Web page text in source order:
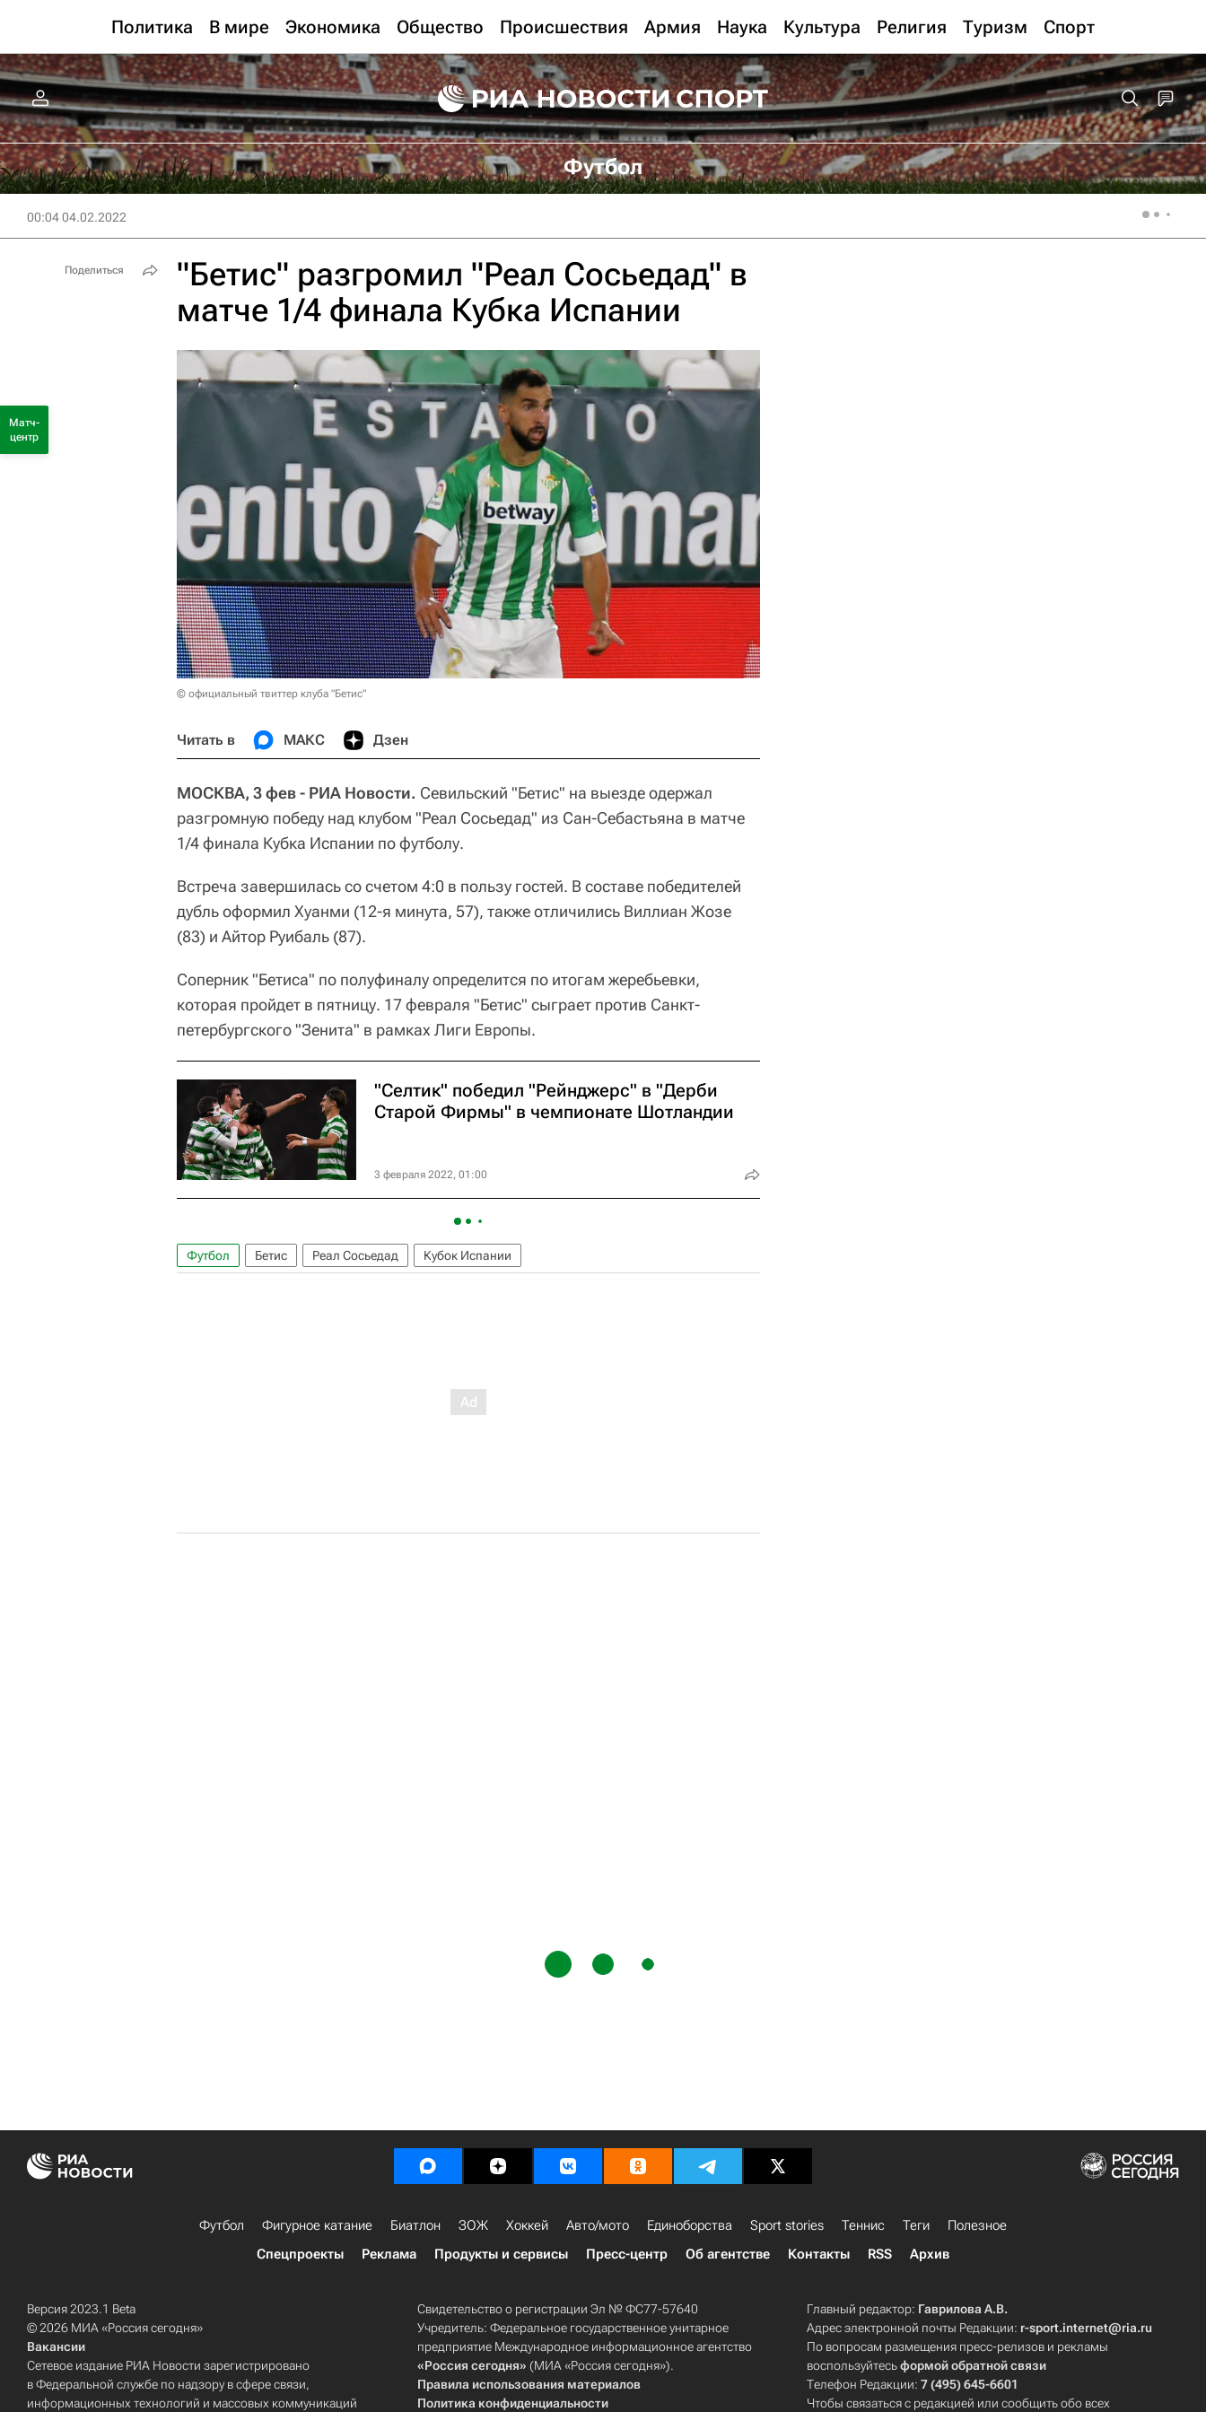
Политика В мире Экономика Общество Происшествия Армия Наука Культура Религия Туризм Спорт
Футбол
00:04 04.02.2022
"Бетис" разгромил "Реал Сосьедад" в
матче 1/4 финала Кубка Испании
© официальный твиттер клуба "Бетис"
Читать в МАКС Дзен
МОСКВА, 3 фев - РИА Новости. Севильский "Бетис" на выезде одержал
разгромную победу над клубом "Реал Сосьедад" из Сан-Себастьяна в матче
1/4 финала Кубка Испании по футболу.
Встреча завершилась со счетом 4:0 в пользу гостей. В составе победителей
дубль оформил Хуанми (12-я минута, 57), также отличились Виллиан Жозе
(83) и Айтор Руибаль (87).
Соперник "Бетиса" по полуфиналу определится по итогам жеребьевки,
которая пройдет в пятницу. 17 февраля "Бетис" сыграет против Санкт-
петербургского "Зенита" в рамках Лиги Европы.
"Селтик" победил "Рейнджерс" в "Дерби
Старой Фирмы" в чемпионате Шотландии
3 февраля 2022, 01:00
Футбол Бетис Реал Сосьедад Кубок Испании
Поделиться
Матч-
центр
Футбол Фигурное катание Биатлон ЗОЖ Хоккей Авто/мото Единоборства Sport stories Теннис Теги
Полезное
Спецпроекты
Реклама Продукты и сервисы Пресс-центр Об агентстве Контакты RSS Архив
Версия 2023.1 Beta
© 2026 МИА «Россия сегодня»
Вакансии
Сетевое издание РИА Новости зарегистрировано
в Федеральной службе по надзору в сфере связи,
информационных технологий и массовых коммуникаций
Свидетельство о регистрации Эл № ФС77-57640
Учредитель: Федеральное государственное унитарное
предприятие Международное информационное агентство
«Россия сегодня» (МИА «Россия сегодня»).
Правила использования материалов
Политика конфиденциальности
Главный редактор: Гаврилова А.В.
Адрес электронной почты Редакции: r-sport.internet@ria.ru
По вопросам размещения пресс-релизов и рекламы
воспользуйтесьформой обратной связи
Телефон Редакции:7 (495) 645-6601
Чтобы связаться с редакцией или сообщить обо всех